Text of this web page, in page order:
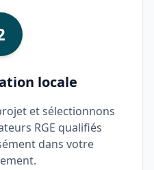
locale
et sélectionnons
RGE qualifiés
dans votre